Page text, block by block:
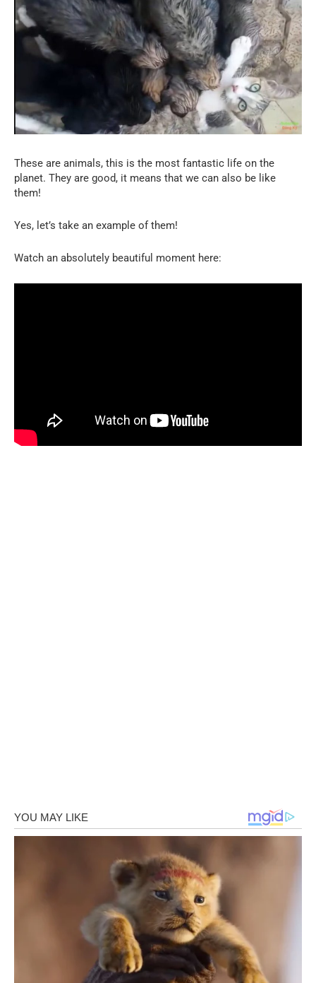
These are animals, this is the most fantastic life on the
planet. They are good, it means that we can also be like
them!
Yes, let’s take an example of them!
Watch an absolutely beautiful moment here: